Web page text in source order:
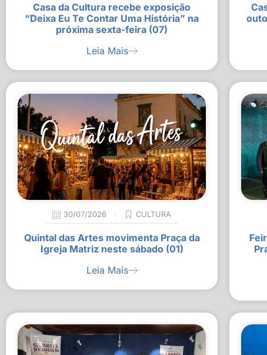
Casa da Cultura recebe exposição
“Deixa Eu Te Contar Uma História” na
próxima sexta-feira (07)
Leia Mais
30/07/2026 CULTURA
Quintal das Artes movimenta Praça da
Igreja Matriz neste sábado (01)
Leia Mais